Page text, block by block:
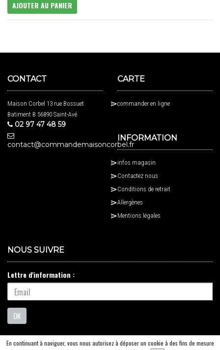
AJOUTER AU PANIER
CONTACT
Maison Corbel 13 rue Bossuet
Batiment B 56890 Saint-Avé
02 97 47 48 59
contact@commandemaisoncorbel.fr
CARTE
commander en ligne
INFORMATION
infos magasin
Contactez nous
Conditions de retrait
Allergènes
Mentions légales
NOUS SUIVRE
Lettre d'information :
OK
En continuant à naviguer, vous nous autorisez à déposer un cookie à des fins de mesure